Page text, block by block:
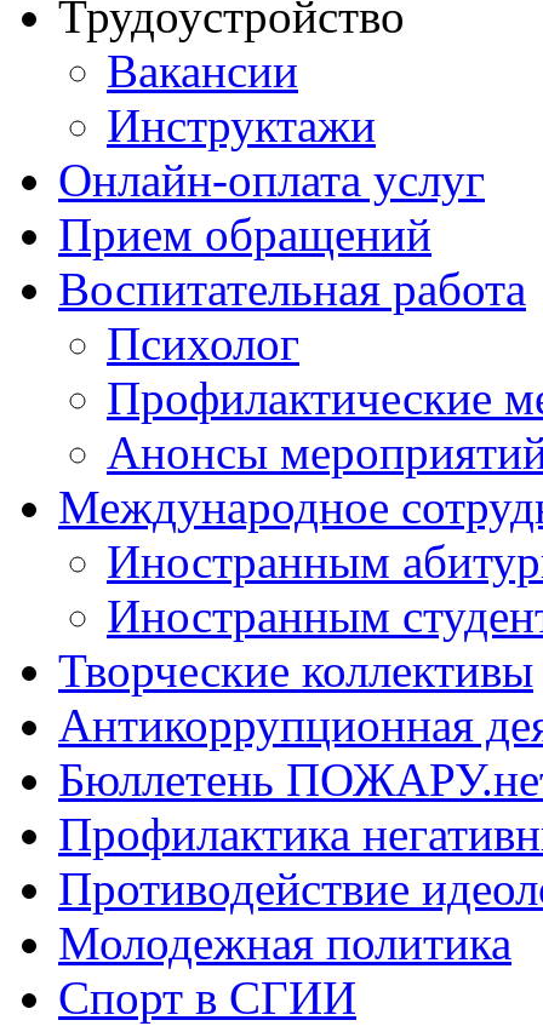
Трудоустройство
Вакансии
Инструктажи
Онлайн-оплата услуг
Прием обращений
Воспитательная работа
Психолог
Профилактические
Анонсы
Международное
Иностранным
Иностранным
Творческие коллективы
Антикоррупционная
Бюллетень
Профилактика
Противодействие
Молодежная политика
Спорт в СГИИ